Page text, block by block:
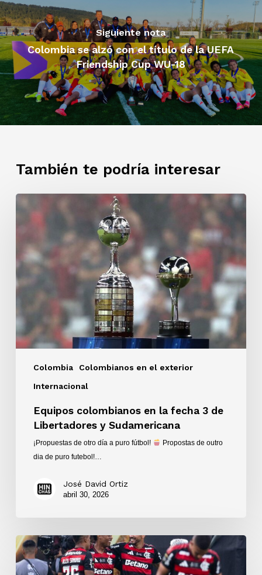
Siguiente nota
Colombia se alzó con el título de la UEFA
Friendship Cup WU-18
También te podría interesar
Colombia
Colombianos en el exterior
Internacional
Equipos
colombianos
en
fecha
3
de
Libertadores
Sudamericana
Equipos colombianos en la fecha 3 de
Libertadores y Sudamericana
¡Propuestas de otro día a puro fútbol!
Propostas de outro
dia de puro futebol!…
José David Ortiz
abril 30, 2026
Flamengo
se
corona